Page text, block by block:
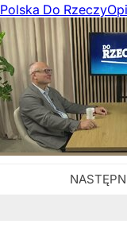
Polska Do Rzeczy